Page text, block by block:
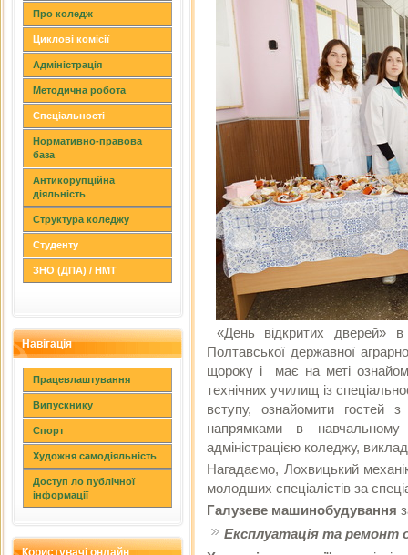
Про коледж
Циклові комісії
Адміністрація
Методична робота
Спеціальності
Нормативно-правова
база
Антикорупційна
діяльність
Структура коледжу
Студенту
ЗНО (ДПА) / НМТ
Навігація
Працевлаштування
Випускнику
Спорт
Художня самодіяльність
Доступ ло публічної
інформації
Користувачі онлайн
«День відкритих дверей» в
Полтавської державної
щороку і має на меті
технічних училищ із
вступу, ознайомити гостей з
напрямками в навчальному
адміністрацією коледжу,
Нагадаємо, Лохвицький
молодших спеціалістів за
Галузеве машинобудування
Експлуатація та ремонт